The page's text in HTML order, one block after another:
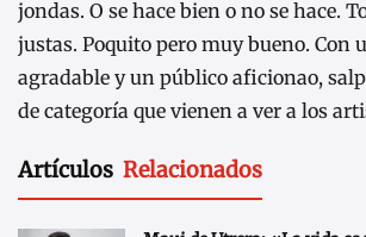
jondas. O se hace bien o no se hace.
justas. Poquito pero muy bueno. Con
agradable y un público aficionao,
de categoría que vienen a ver a los
Artículos Relacionados